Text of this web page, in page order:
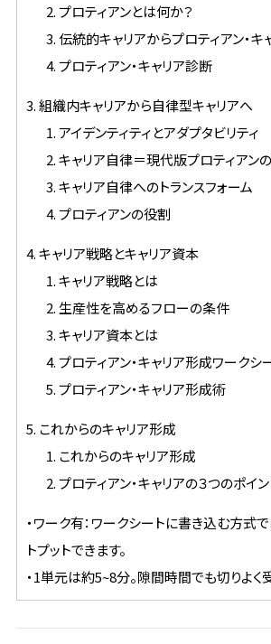
2. プロティアンとは何か？
3. 伝統的キャリアからプロティアン・キ
4. プロティアン・キャリア診断
3. 組織内キャリアから自律型キャリアへ
1. アイデンティティとアダプタビリティ
2. キャリア自律＝現代版プロティアン
3. キャリア自律へのトランスフォーム
4. プロティアンの役割
4. キャリア戦略とキャリア資本
1. キャリア戦略とは
2. 生産性を高めるフローの条件
3. キャリア資本とは
4. プロティアン・キャリア形成ワークシ
5. プロティアン・キャリア形成術
5. これからのキャリア形成
1. これからのキャリア形成
2. プロティアン・キャリアの３つのポイン
・ワーク有：ワークシートに書き込む方式
トプットできます。
・1単元は約5~8分。隙間時間でも切りよ